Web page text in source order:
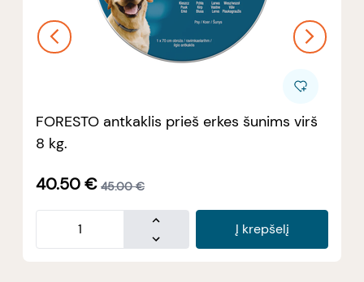
FORESTO antkaklis prieš erkes šunims virš
8 kg.
40.50€ 45.00 €
Į krepšelį